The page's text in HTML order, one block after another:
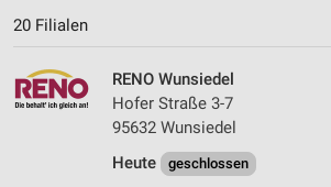
20 Filialen
RENO Wunsiedel
Hofer Straße 3-7
95632 Wunsiedel
Heute
geschlossen